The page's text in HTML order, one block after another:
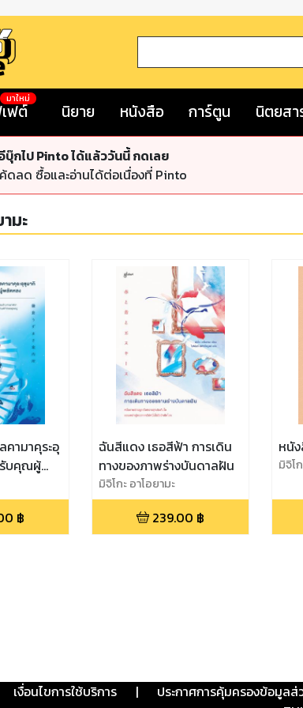
ฟต์
มาใหม่
นิยาย หนังสือ การ์ตูน นิตยสา
บุ๊กไป Pinto ได้แล้ววันนี้ กดเลย
ดลด ซื้อและอ่านได้ต่อเนื่องที่ Pinto
มะ
ามาคุระอุ
บคุณผู้
฿
ฉันสีแดง เธอสีฟ้า การเดิน
ทางของภาพร่างบันดาลฝัน
มิจิโกะ อาโอยามะ
239.00 ฿
หนั
มิจิโ
เงื่อนไขการใช้บริการ | ประกาศการคุ้มครองข้อมูลส่